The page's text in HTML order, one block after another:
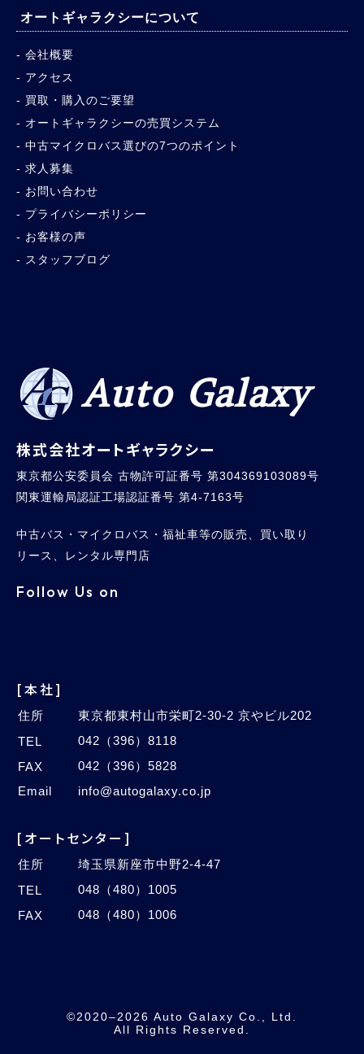
オートギャラクシーについて
会社概要
アクセス
買取・購入のご要望
オートギャラクシーの売買システム
中古マイクロバス選びの7つのポイント
求人募集
お問い合わせ
プライバシーポリシー
お客様の声
スタッフブログ
Auto Galaxy
株式会社オートギャラクシー
東京都公安委員会 古物許可証番号 第304369103089号
関東運輸局認証工場認証番号 第4-7163号
中古バス・マイクロバス・福祉車等の販売、買い取り
リース、レンタル専門店
Follow Us on
[本社]
住所
東京都東村山市栄町2-30-2 京やビル202
TEL
042（396）8118
FAX
042（396）5828
Email
info@autogalaxy.co.jp
[オートセンター]
住所
埼玉県新座市中野2-4-47
TEL
048（480）1005
FAX
048（480）1006
©2020–2026 Auto Galaxy Co., Ltd.
All Rights Reserved.